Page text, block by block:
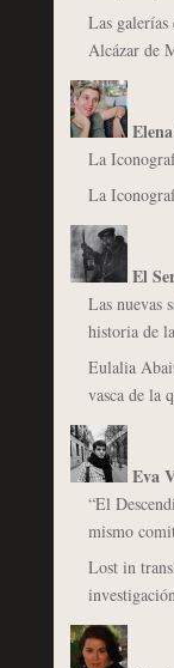
Las
Alcázar de
La
La
El
Las nuevas
historia de
Eulalia
vasca de la
Eva
“El
mismo
Lost in